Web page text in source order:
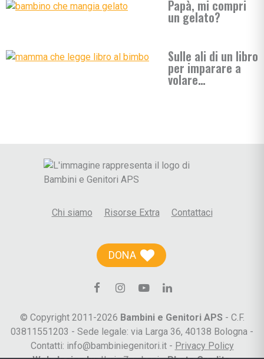
Papà, mi compri
un gelato?
Sulle ali di un libro
per imparare a
volare…
Chi siamo Risorse Extra Contattaci
DONA
© Copyright 2011-2026 Bambini e Genitori APS - C.F.
03811551203 - Sede legale: via Larga 36, 40138 Bologna -
Contatti: info@bambiniegenitori.it - Privacy Policy